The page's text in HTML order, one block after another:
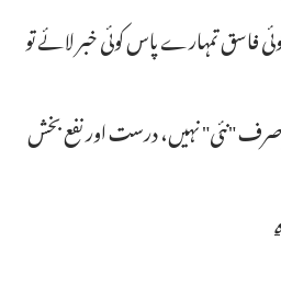
فاسق تمہارے پاس کوئی خبر لائے تو
صرف "نئی" نہیں، درست اور نفع بخش